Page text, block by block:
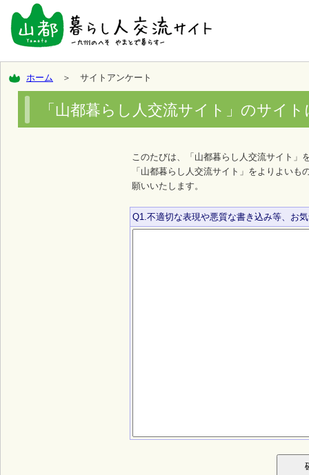
ホーム ＞ サイトアンケート
「山都暮らし人交流サイト」のサイ
このたびは、「山都暮らし人交流サイト」
「山都暮らし人交流サイト」をよりよい
願いいたします。
Q1.不適切な表現や悪質な書き込み等、お